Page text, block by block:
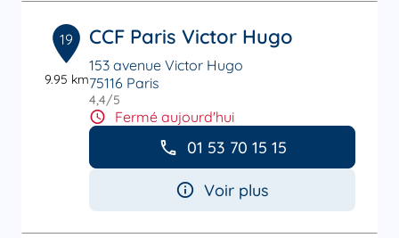
19
9.95 km
CCF Paris Victor Hugo
153 avenue Victor Hugo
75116 Paris
4,4/5
Fermé aujourd'hui
01 53 70 15 15
Voir plus